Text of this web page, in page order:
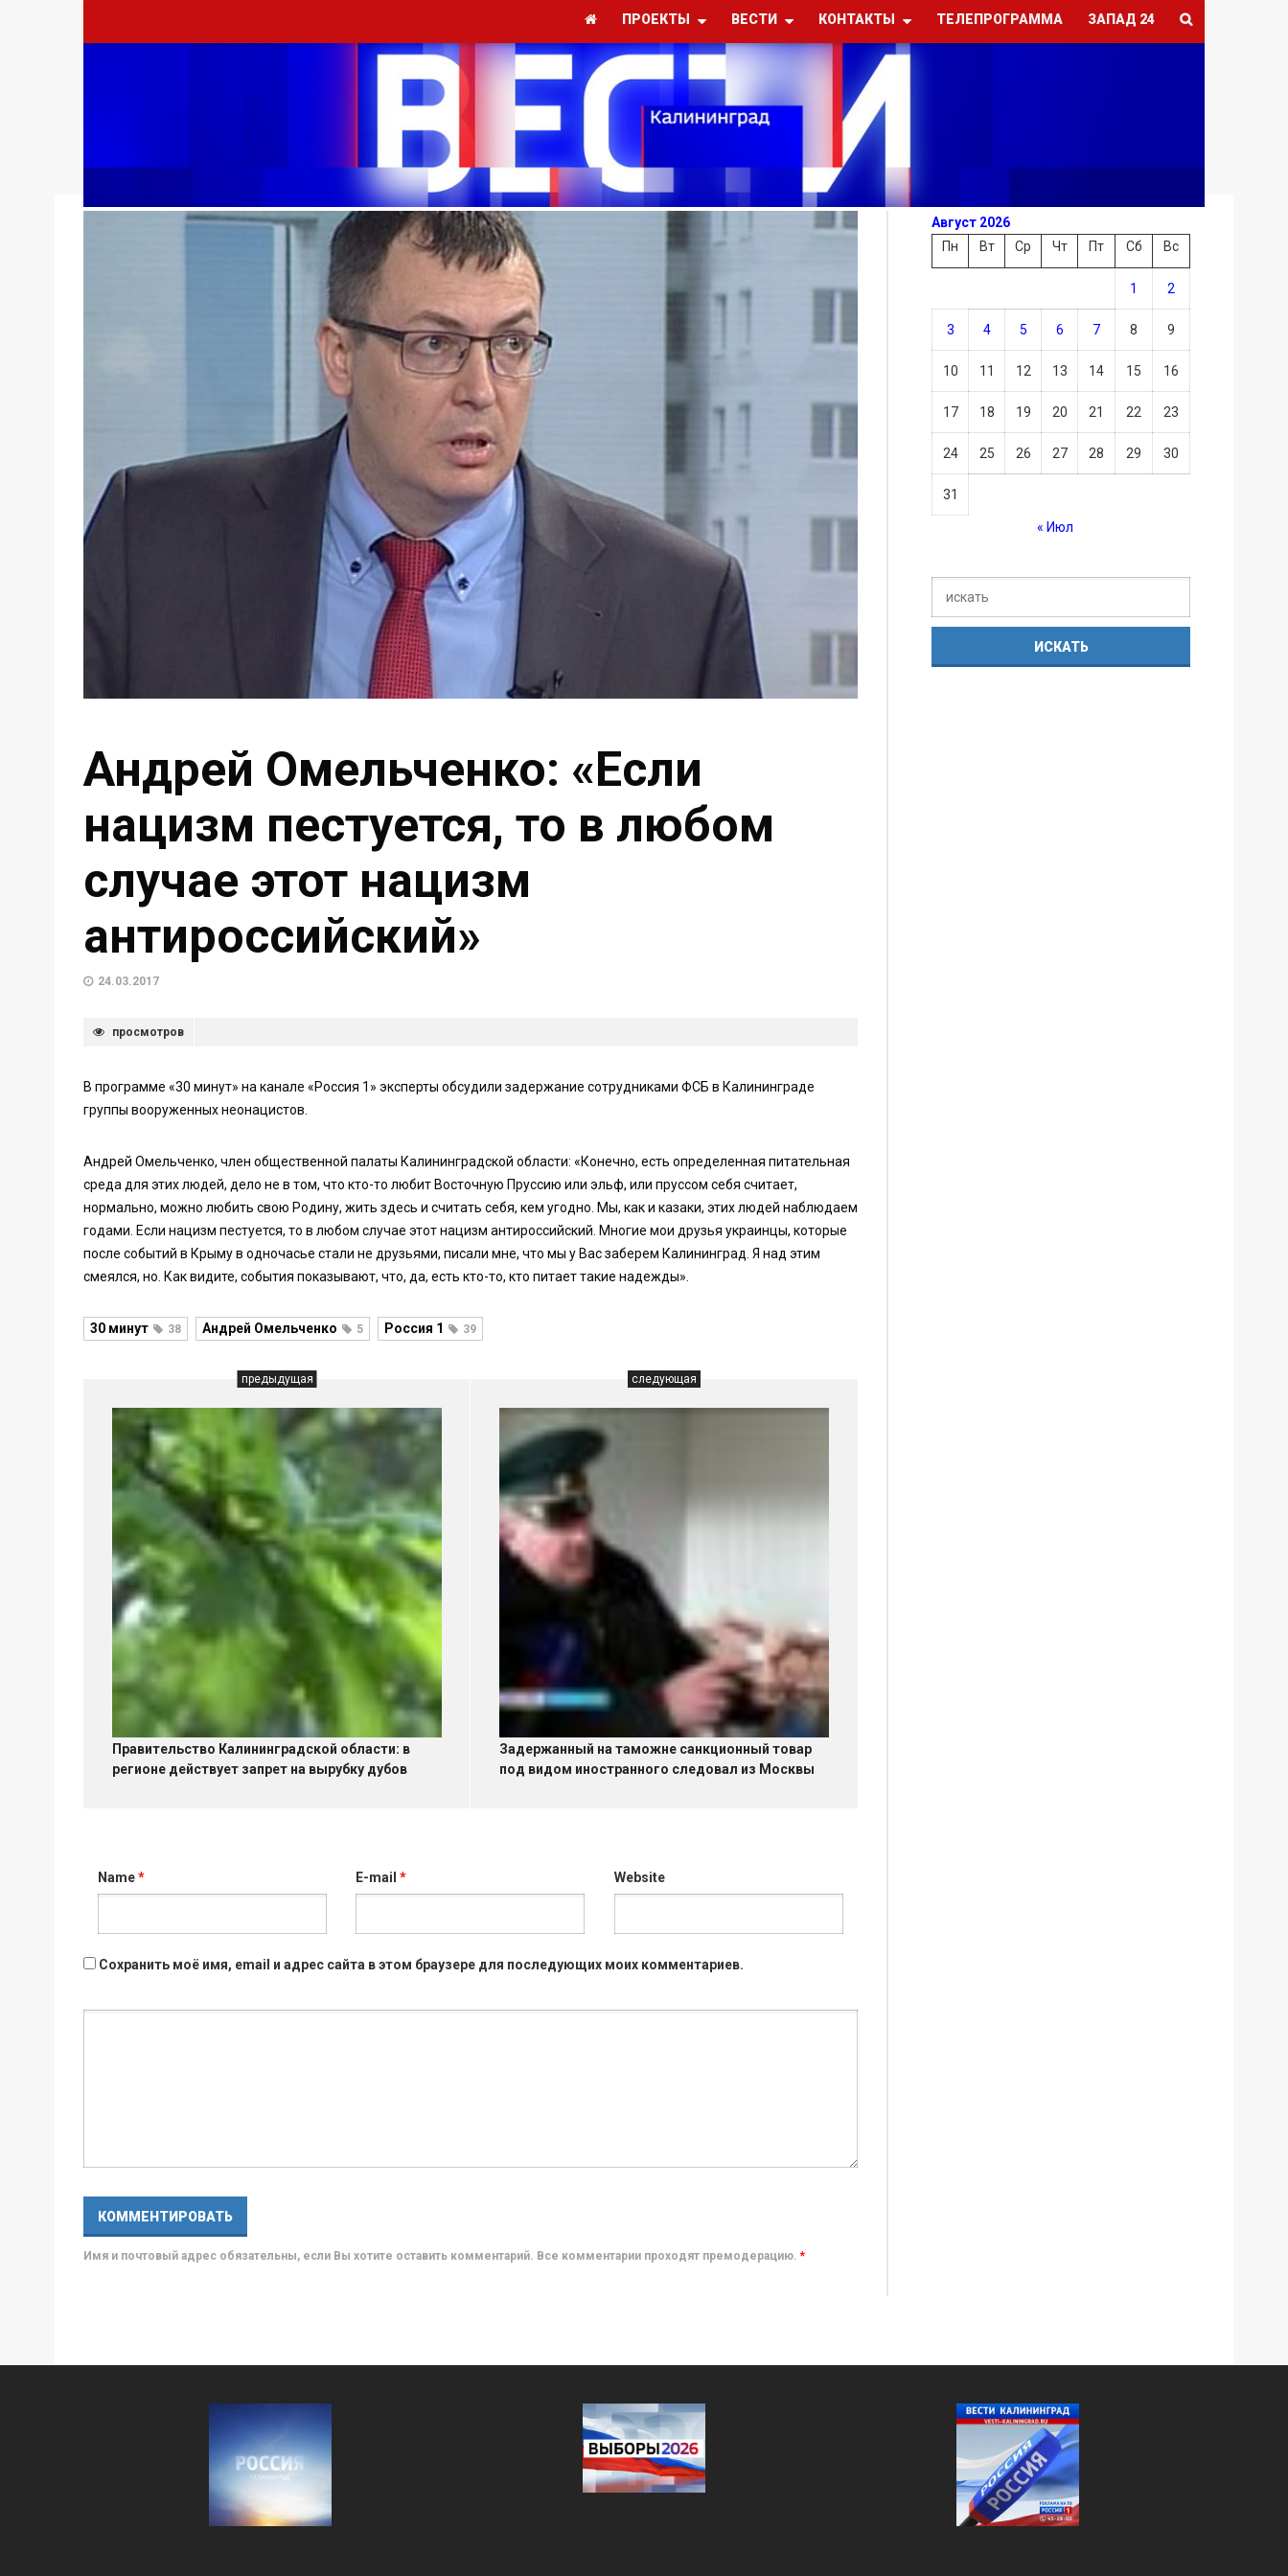
ПРОЕКТЫ ВЕСТИ КОНТАКТЫ ТЕЛЕПРОГРАММА ЗАПАД 24
Андрей Омельченко: «Если
нацизм пестуется, то в любом
случае этот нацизм
антироссийский»
24.03.2017
просмотров
В программе «30 минут» на канале «Россия 1» эксперты обсудили задержание сотрудниками ФСБ в Калининграде
группы вооруженных неонацистов.
Андрей Омельченко, член общественной палаты Калининградской области: «Конечно, есть определенная питательная
среда для этих людей, дело не в том, что кто-то любит Восточную Пруссию или эльф, или пруссом себя считает,
нормально, можно любить свою Родину, жить здесь и считать себя, кем угодно. Мы, как и казаки, этих людей наблюдаем
годами. Если нацизм пестуется, то в любом случае этот нацизм антироссийский. Многие мои друзья украинцы, которые
после событий в Крыму в одночасье стали не друзьями, писали мне, что мы у Вас заберем Калининград. Я над этим
смеялся, но. Как видите, события показывают, что, да, есть кто-то, кто питает такие надежды».
30 минут 38 Андрей Омельченко 5 Россия 1 39
предыдущая
Правительство Калининградской области: в
регионе действует запрет на вырубку дубов
следующая
Задержанный на таможне санкционный товар
под видом иностранного следовал из Москвы
Name* E-mail* Website
Сохранить моё имя, email и адрес сайта в этом браузере для последующих моих комментариев.
Имя и почтовый адрес обязательны, если Вы хотите оставить комментарий. Все комментарии проходят премодерацию. *
Август 2026
Пн
Вт Ср Чт Пт Сб Вс
1 2
3 4 5 6 7 8 9
10 11 12 13 14 15 16
17 18 19 20 21 22 23
24 25 26 27 28 29 30
31
« Июл